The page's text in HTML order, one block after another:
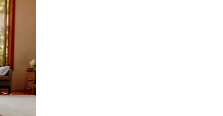
prstom po zaslonu.